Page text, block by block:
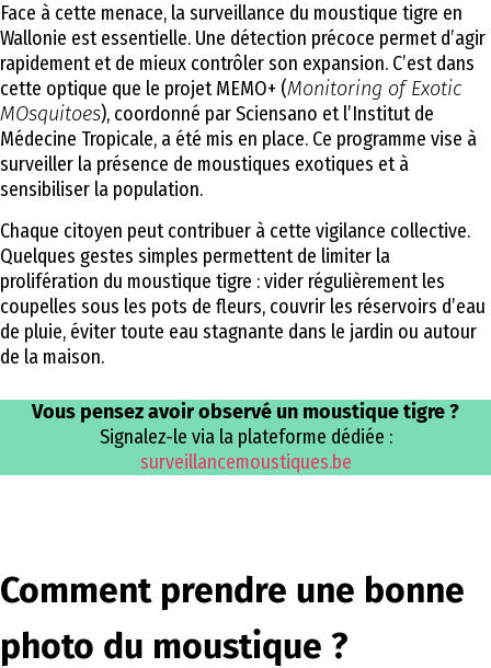
Face à cette menace, la surveillance du moustique tigre en
Wallonie est essentielle. Une détection précoce permet d’agir
rapidement et de mieux contrôler son expansion. C’est dans
cette optique que le projet MEMO+ (Monitoring of Exotic
MOsquitoes), coordonné par Sciensano et l’Institut de
Médecine Tropicale, a été mis en place. Ce programme vise à
surveiller la présence de moustiques exotiques et à
sensibiliser la population.
Chaque citoyen peut contribuer à cette vigilance collective.
Quelques gestes simples permettent de limiter la
prolifération du moustique tigre : vider régulièrement les
coupelles sous les pots de fleurs, couvrir les réservoirs d’eau
de pluie, éviter toute eau stagnante dans le jardin ou autour
de la maison.
Vous pensez avoir observé un moustique tigre ?
Signalez-le via la plateforme dédiée :
surveillancemoustiques.be
Comment prendre une bonne
photo du moustique ?